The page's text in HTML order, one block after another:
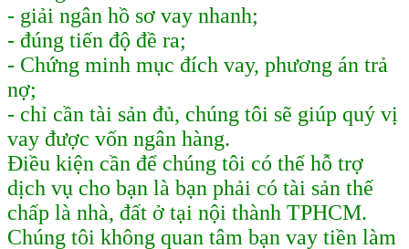
- giải ngân hồ sơ vay nhanh;
- đúng tiến độ đề ra;
- Chứng minh mục đích vay, phương án trả
nợ;
- chỉ cần tài sản đủ, chúng tôi sẽ giúp quý vị
vay được vốn ngân hàng.
Điều kiện cần để chúng tôi có thể hỗ trợ
dịch vụ cho bạn là bạn phải có tài sản thế
chấp là nhà, đất ở tại nội thành TPHCM.
Chúng tôi không quan tâm bạn vay tiền làm